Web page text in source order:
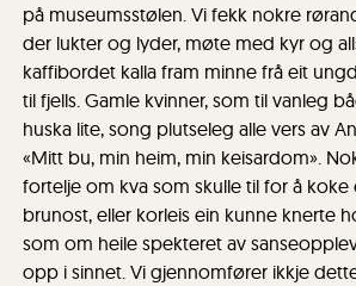
på museumsstølen. Vi fekk nokre
der lukter og lyder, møte med kyr og
kaffibordet kalla fram minne frå eit
til fjells. Gamle kvinner, som til vanleg
huska lite, song plutseleg alle vers av
«Mitt bu, min heim, min keisardom».
fortelje om kva som skulle til for å koke
brunost, eller korleis ein kunne knerte
som om heile spekteret av
opp i sinnet. Vi gjennomfører ikkje